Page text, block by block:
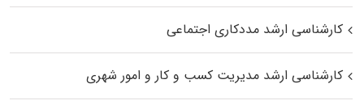
کارشناسی ارشد مددکاری اجتماعی
کارشناسی ارشد مدیریت کسب و کار و امور شهری